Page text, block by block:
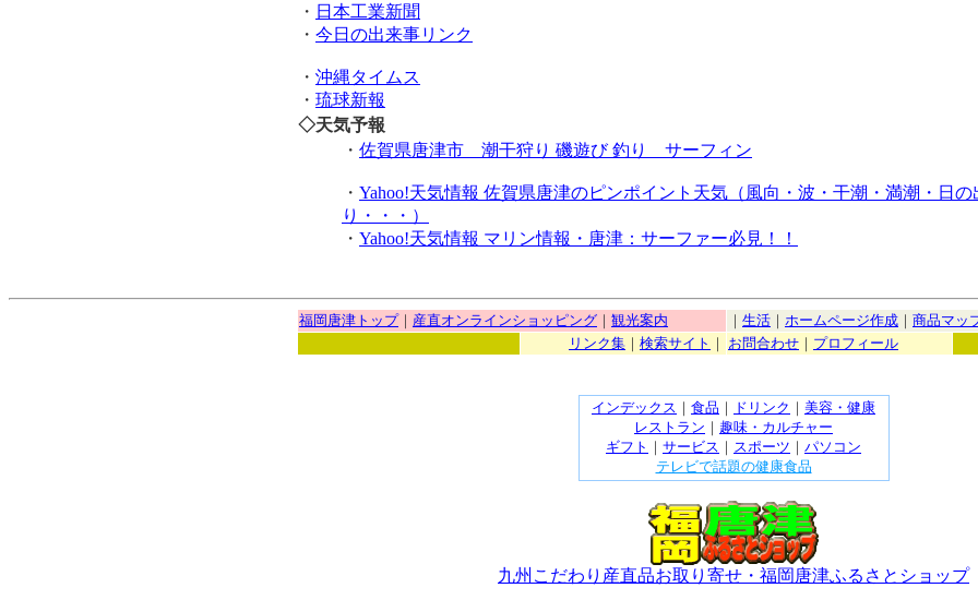
・ 日本工業新聞
・ 今日の出来事リンク
・ 沖縄タイムス
・ 琉球新報
◇天気予報
・ 佐賀県唐津市 潮干狩り 磯遊び 釣り サーフィン
・ Yahoo!天気情報 佐賀県唐津のピンポイント天気（風向・波・干潮・満潮・日の
り・・・）
・ Yahoo!天気情報 マリン情報・唐津：サーファー必見！！
福岡唐津トップ｜ 産直オンラインショッピング ｜ 観光案内 ｜ 生活 ｜ ホームページ作成 ｜ 商品マッ
リンク集 ｜ 検索サイト ｜ お問合わせ ｜ プロフィール
インデックス ｜ 食品 ｜ ドリンク ｜ 美容・健康
レストラン ｜ 趣味・カルチャー
ギフト ｜ サービス ｜ スポーツ ｜ パソコン
テレビで話題の健康食品
九州こだわり産直品お取り寄せ・福岡唐津ふるさとショップ